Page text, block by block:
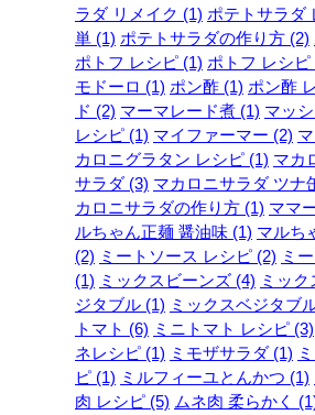
ラダ リメイク (1) ポテトサラダ
単 (1) ポテトサラダの作り方 (2)
ポトフ レシピ (1) ポトフ レシ
モドーロ (1) ポン酢 (1) ポン酢
ド (2) マーマレード煮 (1) マッ
レシピ (1) マイファーマー (2)
カロニグラタン レシピ (1) マカ
サラダ (3) マカロニサラダ ツナ
カロニサラダの作り方 (1) ママ
ルちゃん正麺 醤油味 (1) マルち
(2) ミートソース レシピ (2) ミ
(1) ミックスビーンズ (4) ミッ
ジタブル (1) ミックスベジタブ
トマト (6) ミニトマト レシピ (3)
ネレシピ (1) ミモザサラダ (1)
ピ (1) ミルフィーユとんかつ (1)
肉 レシピ (5) ムネ肉 柔らかく